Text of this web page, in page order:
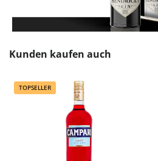
Produktgalerie überspringen
Kunden kaufen auch
TOPSELLER